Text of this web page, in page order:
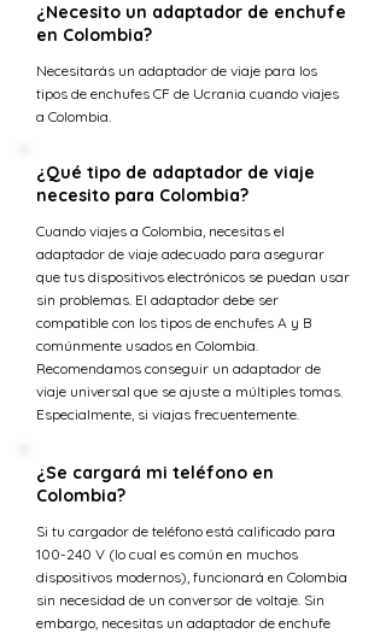
¿Necesito un adaptador de enchufe
en Colombia?
Necesitarás un adaptador de viaje para los
tipos de enchufes CF de Ucrania cuando viajes
a Colombia.
¿Qué tipo de adaptador de viaje
necesito para Colombia?
Cuando viajes a Colombia, necesitas el
adaptador de viaje adecuado para asegurar
que tus dispositivos electrónicos se puedan usar
sin problemas. El adaptador debe ser
compatible con los tipos de enchufes A y B
comúnmente usados en Colombia.
Recomendamos conseguir un adaptador de
viaje universal que se ajuste a múltiples tomas.
Especialmente, si viajas frecuentemente.
¿Se cargará mi teléfono en
Colombia?
Si tu cargador de teléfono está calificado para
100-240 V (lo cual es común en muchos
dispositivos modernos), funcionará en Colombia
sin necesidad de un conversor de voltaje. Sin
embargo, necesitas un adaptador de enchufe